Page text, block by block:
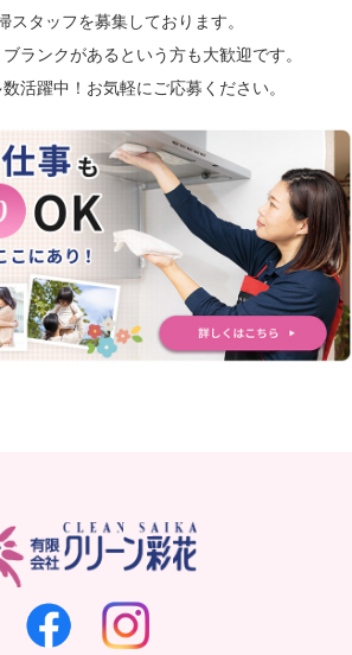
スタッフを募集しております。
ランクがあるという方も大歓迎です。
活躍中！お気軽にご応募ください。